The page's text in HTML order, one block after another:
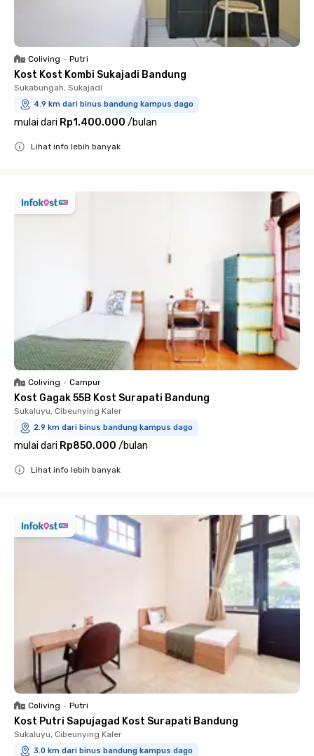
Coliving • Putri
Kost Kost Kombi Sukajadi Bandung
Sukabungah, Sukajadi
4.9 km dari binus bandung kampus dago
mulai dari Rp1.400.000 /bulan
Lihat info lebih banyak
Coliving • Campur
Kost Gagak 55B Kost Surapati Bandung
Sukaluyu, Cibeunying Kaler
2.9 km dari binus bandung kampus dago
mulai dari Rp850.000 /bulan
Lihat info lebih banyak
Coliving • Putri
Kost Putri Sapujagad Kost Surapati Bandung
Sukaluyu, Cibeunying Kaler
3.0 km dari binus bandung kampus dago